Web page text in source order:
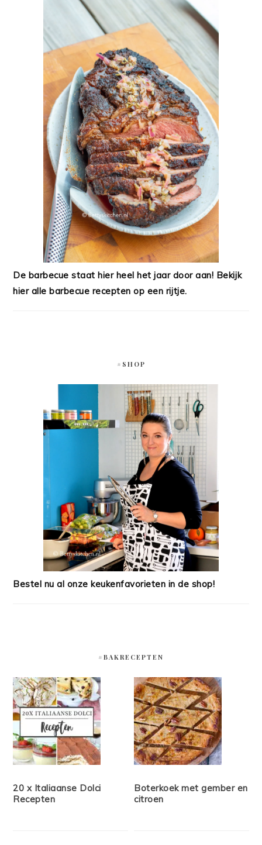
De barbecue staat hier heel het jaar door aan! Bekijk
hier alle barbecue recepten op een rijtje.
#SHOP
Bestel nu al onze keukenfavorieten in de shop!
#BAKRECEPTEN
20 x Italiaanse Dolci
Recepten
Boterkoek met gember en
citroen